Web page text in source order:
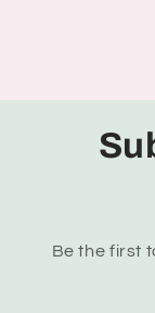
Be the first